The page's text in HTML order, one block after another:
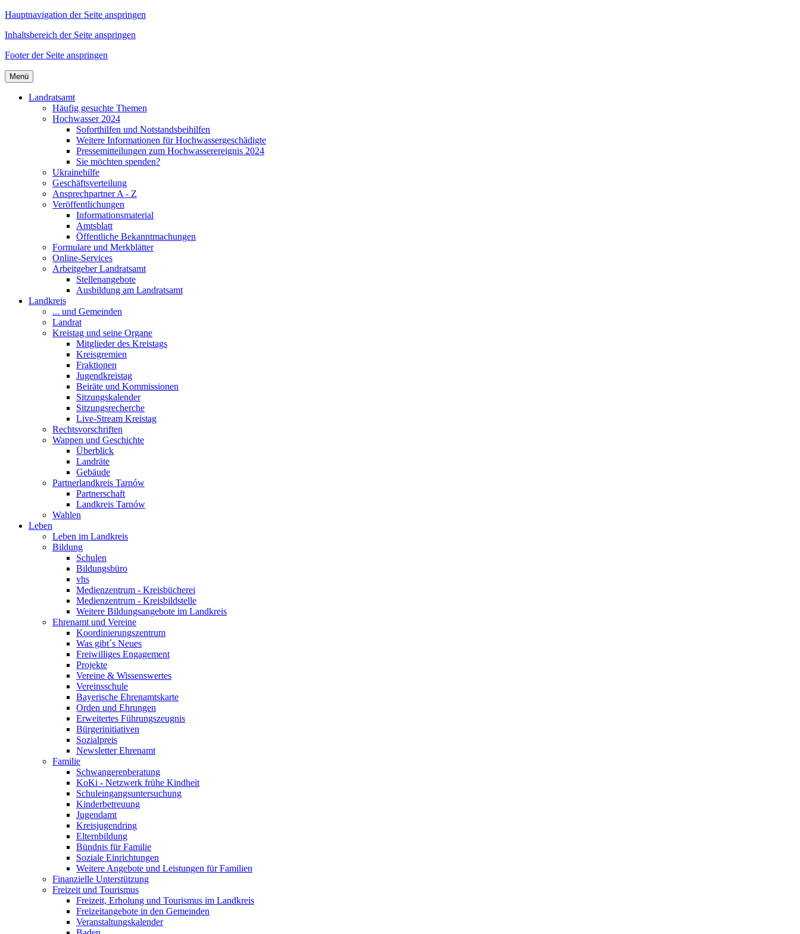
Hauptnavigation der Seite anspringen
Inhaltsbereich der Seite anspringen
Footer der Seite anspringen
Menü
Landratsamt
Häufig gesuchte Themen
Hochwasser 2024
Soforthilfen und Notstandsbeihilfen
Weitere Informationen für Hochwassergeschädigte
Pressemitteilungen zum Hochwasserereignis 2024
Sie möchten spenden?
Ukrainehilfe
Geschäftsverteilung
Ansprechpartner A - Z
Veröffentlichungen
Informationsmaterial
Amtsblatt
Öffentliche Bekanntmachungen
Formulare und Merkblätter
Online-Services
Arbeitgeber Landratsamt
Stellenangebote
Ausbildung am Landratsamt
Landkreis
... und Gemeinden
Landrat
Kreistag und seine Organe
Mitglieder des Kreistags
Kreisgremien
Fraktionen
Jugendkreistag
Beiräte und Kommissionen
Sitzungskalender
Sitzungsrecherche
Live-Stream Kreistag
Rechtsvorschriften
Wappen und Geschichte
Überblick
Landräte
Gebäude
Partnerlandkreis Tarnów
Partnerschaft
Landkreis Tarnów
Wahlen
Leben
Leben im Landkreis
Bildung
Schulen
Bildungsbüro
vhs
Medienzentrum - Kreisbücherei
Medienzentrum - Kreisbildstelle
Weitere Bildungsangebote im Landkreis
Ehrenamt und Vereine
Koordinierungszentrum
Was gibt´s Neues
Freiwilliges Engagement
Projekte
Vereine & Wissenswertes
Vereinsschule
Bayerische Ehrenamtskarte
Orden und Ehrungen
Erweitertes Führungszeugnis
Bürgerinitiativen
Sozialpreis
Newsletter Ehrenamt
Familie
Schwangerenberatung
KoKi - Netzwerk frühe Kindheit
Schuleingangsuntersuchung
Kinderbetreuung
Jugendamt
Kreisjugendring
Elternbildung
Bündnis für Familie
Soziale Einrichtungen
Weitere Angebote und Leistungen für Familien
Finanzielle Unterstützung
Freizeit und Tourismus
Freizeit, Erholung und Tourismus im Landkreis
Freizeitangebote in den Gemeinden
Veranstaltungskalender